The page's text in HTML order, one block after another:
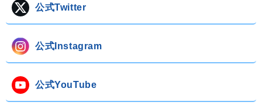
公式Twitter
公式Instagram
公式YouTube